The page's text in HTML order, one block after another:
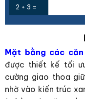
2 + 3 =
Mặt bằng các
được thiết kế tối
cường giao thoa
nhờ vào kiến trúc